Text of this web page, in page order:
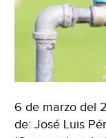
6 de marzo del
de: José Luis